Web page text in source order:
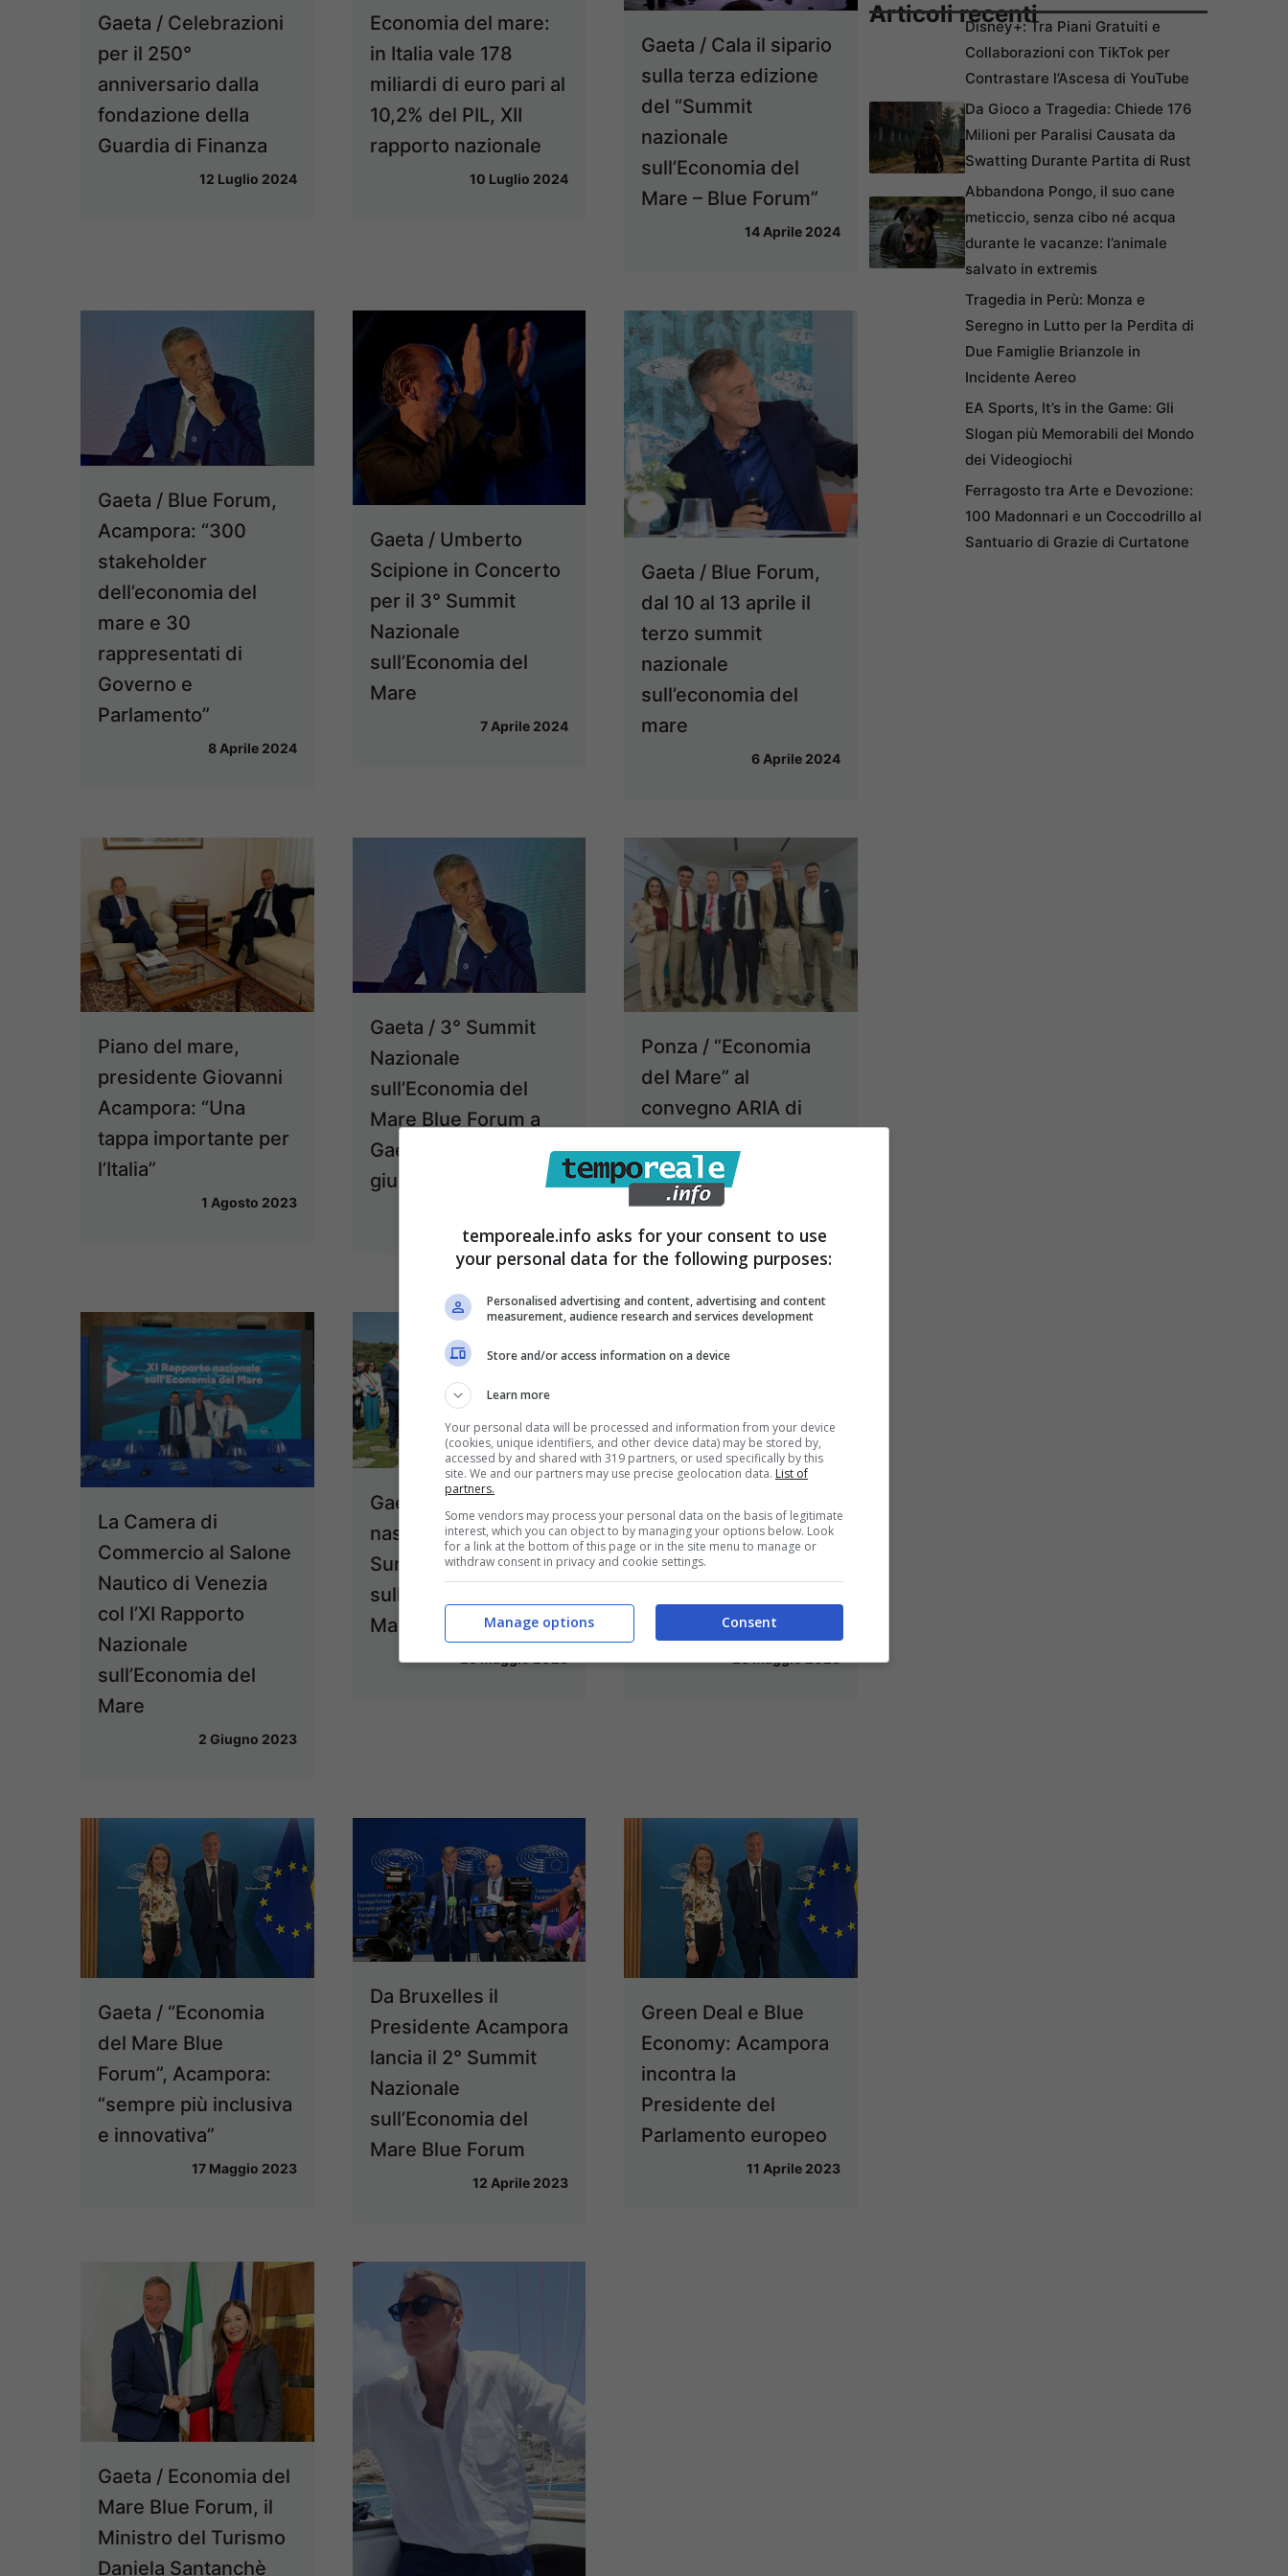
Gaeta / Celebrazioni
per il 250°
anniversario dalla
fondazione della
Guardia di Finanza
12 Luglio 2024
Economia del mare:
in Italia vale 178
miliardi di euro pari al
10,2% del PIL, XII
rapporto nazionale
10 Luglio 2024
Gaeta / Cala il sipario
sulla terza edizione
del “Summit
nazionale
sull’Economia del
Mare – Blue Forum”
14 Aprile 2024
Gaeta / Blue Forum,
Acampora: “300
stakeholder
dell’economia del
mare e 30
rappresentati di
Governo e
Parlamento”
8 Aprile 2024
Gaeta / Umberto
Scipione in Concerto
per il 3° Summit
Nazionale
sull’Economia del
Mare
7 Aprile 2024
Gaeta / Blue Forum,
dal 10 al 13 aprile il
terzo summit
nazionale
sull’economia del
mare
6 Aprile 2024
Piano del mare,
presidente Giovanni
Acampora: “Una
tappa importante per
l’Italia”
1 Agosto 2023
Gaeta / 3° Summit
Nazionale
sull’Economia del
Mare Blue Forum a
Gaeta dal 13 al 15
giugno 2024
Ponza / “Economia
del Mare” al
convegno ARIA di
l’intervento di
Giovanni Acampora
12 Giugno 2023
La Camera di
Commercio al Salone
Nautico di Venezia
col l’XI Rapporto
Nazionale
sull’Economia del
Mare
2 Giugno 2023
Gaeta / Taglio del
nastro per il 2°
Summit Nazionale
sull’Economia del
Mare Blue Forum
25 Maggio 2023
rovescia per il 2°
Summit Nazionale
Mare Blue Forum
23 Maggio 2023
Gaeta / “Economia
del Mare Blue
Forum”, Acampora:
“sempre più inclusiva
e innovativa”
17 Maggio 2023
Da Bruxelles il
Presidente Acampora
lancia il 2° Summit
Nazionale
sull’Economia del
Mare Blue Forum
12 Aprile 2023
Green Deal e Blue
Economy: Acampora
incontra la
Presidente del
Parlamento europeo
11 Aprile 2023
Gaeta / Economia del
Mare Blue Forum, il
Ministro del Turismo
Daniela Santanchè
Articoli recentiDisney+: Tra Piani Gratuiti e
Collaborazioni con TikTok per
Contrastare l’Ascesa di YouTube
Da Gioco a Tragedia: Chiede 176
Milioni per Paralisi Causata da
Swatting Durante Partita di Rust
Abbandona Pongo, il suo cane
meticcio, senza cibo né acqua
durante le vacanze: l’animale
salvato in extremis
Tragedia in Perù: Monza e
Seregno in Lutto per la Perdita di
Due Famiglie Brianzole in
Incidente Aereo
EA Sports, It’s in the Game: Gli
Slogan più Memorabili del Mondo
dei Videogiochi
Ferragosto tra Arte e Devozione:
100 Madonnari e un Coccodrillo al
Santuario di Grazie di Curtatone
temporeale.info asks for your consent to use
your personal data for the following purposes:
Personalised advertising and content, advertising and content
measurement, audience research and services development
Store and/or access information on a device
Learn more
Your personal data will be processed and information from your device
(cookies, unique identifiers, and other device data) may be stored by,
accessed by and shared with 319 partners, or used specifically by this
site. We and our partners may use precise geolocation data. List of
partners.
Some vendors may process your personal data on the basis of legitimate
interest, which you can object to by managing your options below. Look
for a link at the bottom of this page or in the site menu to manage or
withdraw consent in privacy and cookie settings.
Consent
Manage options